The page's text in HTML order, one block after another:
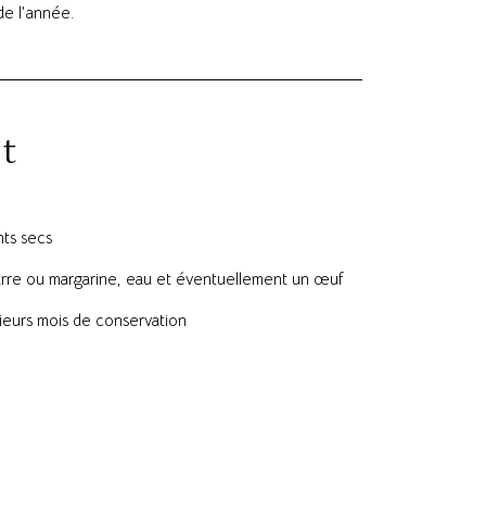
l’année.
secs
ou margarine, eau et éventuellement un œuf
mois de conservation